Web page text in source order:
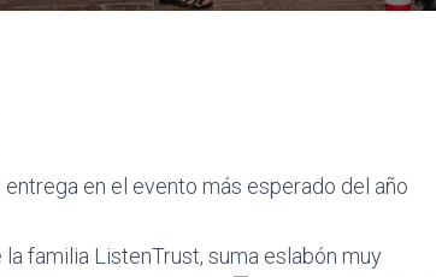
en el evento más esperado del año
familia ListenTrust, suma eslabón muy